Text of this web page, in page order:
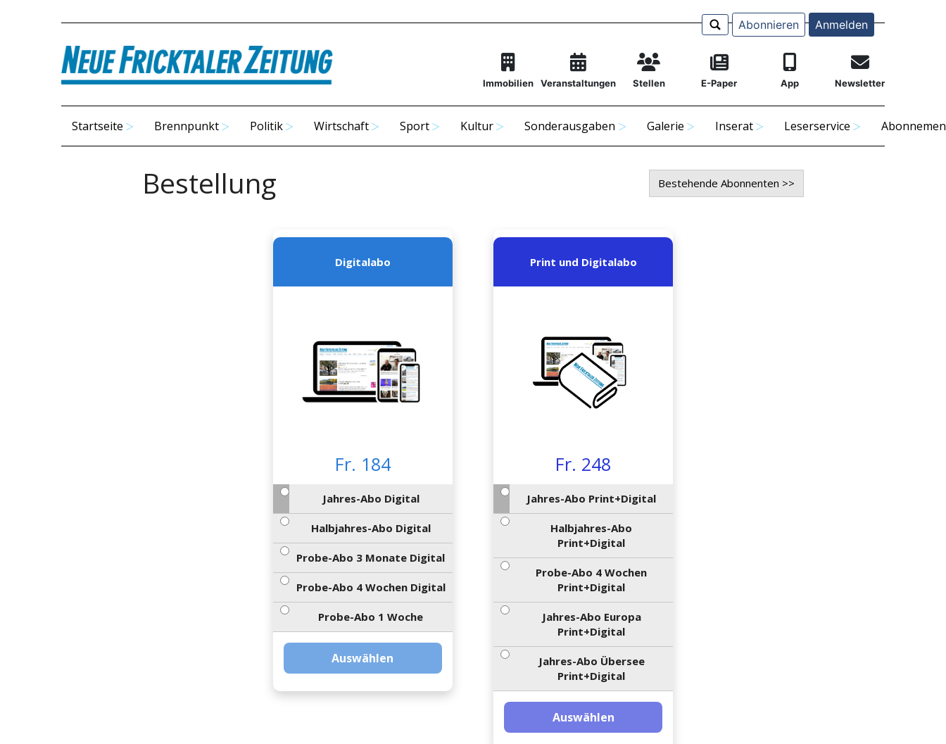
Abonnieren Anmelden
Immobilien Veranstaltungen Stellen E-Paper App Newsletter
Startseite Brennpunkt Politik Wirtschaft Sport Kultur Sonderausgaben Galerie Inserat Leserservice